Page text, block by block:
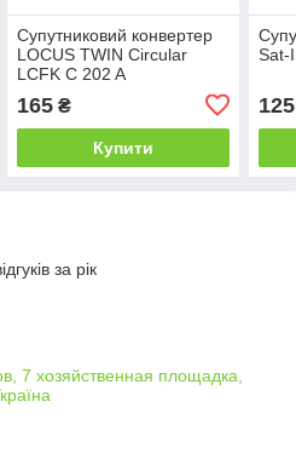
Супутниковий конвертер
LOCUS TWIN Circular
LCFK C 202 A
165₴
Купити
Sat-
125
за рік
7 хозяйственная площадка,